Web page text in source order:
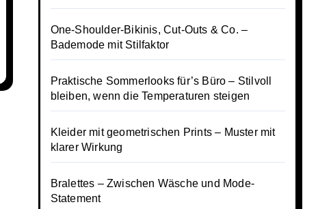
One-Shoulder-Bikinis, Cut-Outs & Co. –
Bademode mit Stilfaktor
Praktische Sommerlooks für’s Büro – Stilvoll
bleiben, wenn die Temperaturen steigen
Kleider mit geometrischen Prints – Muster mit
klarer Wirkung
Bralettes – Zwischen Wäsche und Mode-
Statement